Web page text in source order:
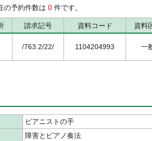
の予約件数は 0 件です。
請求記号 資料コード 資料
/763.2/22/ 1104204993 一
ピアニストの手
障害とピアノ奏法